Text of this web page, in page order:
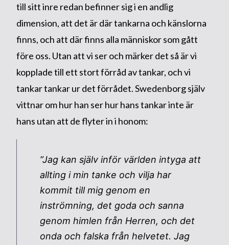
till sitt inre redan befinner sig i en andlig
dimension, att det är där tankarna och känslorna
finns, och att där finns alla människor som gått
före oss. Utan att vi ser och märker det så är vi
kopplade till ett stort förråd av tankar, och vi
tankar tankar ur det förrådet. Swedenborg själv
vittnar om hur han ser hur hans tankar inte är
hans utan att de flyter in i honom:
”Jag kan själv inför världen intyga att
allting i min tanke och vilja har
kommit till mig genom en
inströmning, det goda och sanna
genom himlen från Herren, och det
onda och falska från helvetet. Jag